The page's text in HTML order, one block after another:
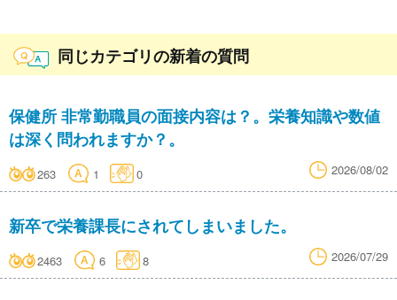
同じカテゴリの新着の質問
保健所 非常勤職員の面接内容は？。栄養知識や数値
は深く問われますか？。
263 1 0 2026/08/02
新卒で栄養課長にされてしまいました。
2463 6 8 2026/07/29